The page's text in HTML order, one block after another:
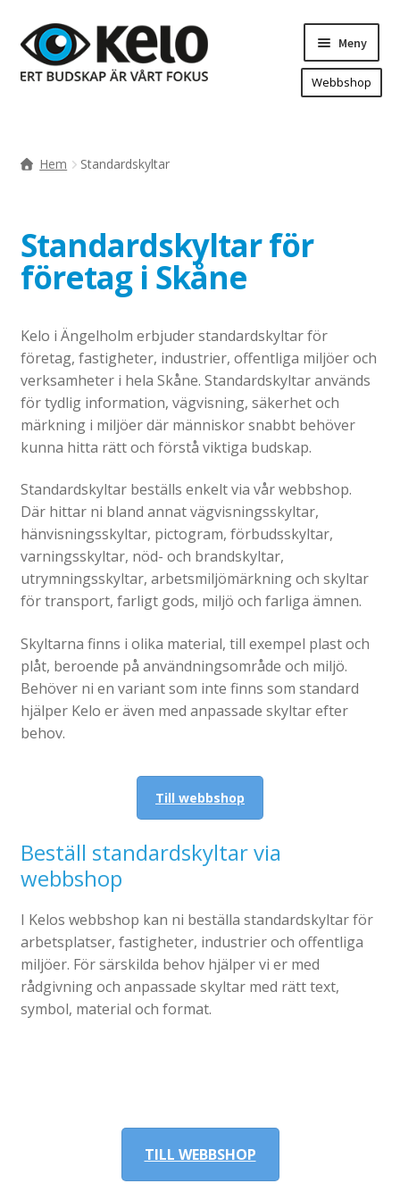
Hoppa
till
navigering
Hoppa
till
innehåll
Meny
Arenareklam
Dekaler och magnetskyltar
Fasadskyltar
Flaggor, Roll-ups mm.
Fordonsdekor
Frigolit och akrylskyltar
Fönsterdekor, dekor, sol-säkerhetsfilm
Gravyr till industrin
Gravyr namnskyltar, plaketter mm
Ljus/LED/Profilskyltar
Stolpskyltar och pyloner i Skåne
Skyltsystem
Smidesskyltar, gjutna skyltar
Standardskyltar
Taktila skyltar
Tillgänglighet, kontrastmarkeringar
Visitkort, flyers, reklamblad
Om oss
Katalog standardskyltar
Sekretess/cookiespolicy; GDPR
Webbshop
Webbshop
Hem Standardskyltar
Standardskyltar för
företag i Skåne
Kelo i Ängelholm erbjuder standardskyltar för
företag, fastigheter, industrier, offentliga miljöer och
verksamheter i hela Skåne. Standardskyltar används
för tydlig information, vägvisning, säkerhet och
märkning i miljöer där människor snabbt behöver
kunna hitta rätt och förstå viktiga budskap.
Standardskyltar beställs enkelt via vår webbshop.
Där hittar ni bland annat vägvisningsskyltar,
hänvisningsskyltar, pictogram, förbudsskyltar,
varningsskyltar, nöd- och brandskyltar,
utrymningsskyltar, arbetsmiljömärkning och skyltar
för transport, farligt gods, miljö och farliga ämnen.
Skyltarna finns i olika material, till exempel plast och
plåt, beroende på användningsområde och miljö.
Behöver ni en variant som inte finns som standard
hjälper Kelo er även med anpassade skyltar efter
behov.
Till webbshop
Beställ standardskyltar via
webbshop
I Kelos webbshop kan ni beställa standardskyltar för
arbetsplatser, fastigheter, industrier och offentliga
miljöer. För särskilda behov hjälper vi er med
rådgivning och anpassade skyltar med rätt text,
symbol, material och format.
TILL WEBBSHOP